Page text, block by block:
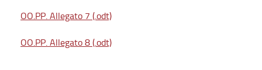
OO.PP. Allegato 7 (.odt)
OO.PP. Allegato 8 (.odt)